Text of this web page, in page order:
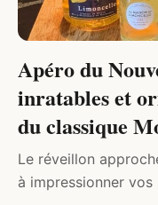
Apéro du
inratables et
du classique
Le réveillon
à impressionner